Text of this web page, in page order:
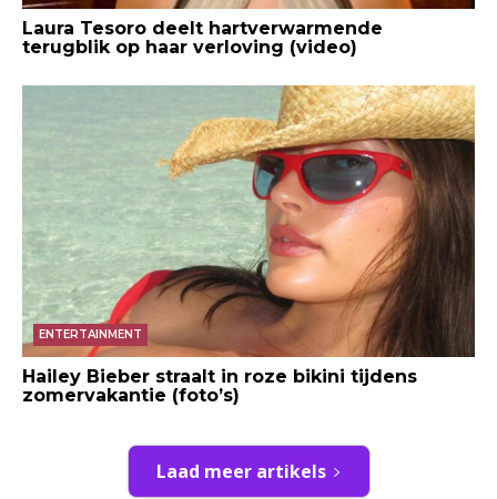
Laura Tesoro deelt hartverwarmende
terugblik op haar verloving (video)
ENTERTAINMENT
Hailey Bieber straalt in roze bikini tijdens
zomervakantie (foto’s)
Laad meer artikels